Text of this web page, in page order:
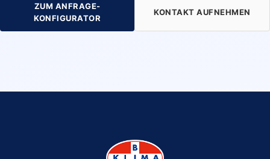
ZUM ANFRAGE-
KONFIGURATOR
KONTAKT AUFNEHMEN